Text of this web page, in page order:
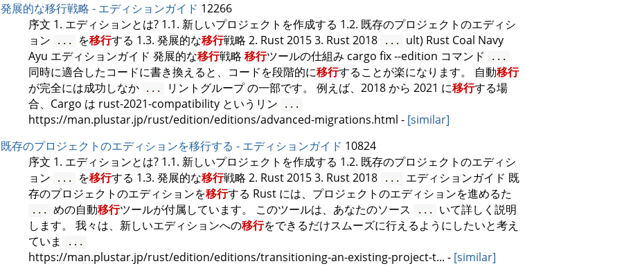
発展的な移行戦略 - エディションガイド 12266
序文 1. エディションとは? 1.1. 新しいプロジェクトを作成する 1.2. 既存のプロジェクトのエディシ
ョン
... を移行する 1.3. 発展的な移行戦略 2. Rust 2015 3. Rust 2018 ...
ult) Rust Coal Navy
Ayu エディションガイド 発展的な移行戦略 移行ツールの仕組み cargo fix --edition コマンド ...
同時に適合したコードに書き換えると、コードを段階的に移行することが楽になります。 自動移行
が完全には成功しなか
... リントグループ の一部です。 例えば、2018 から 2021 に移行する場
合、Cargo は rust-2021-compatibility というリン
...
https://man.plustar.jp/rust/edition/editions/advanced-migrations.html - [similar]
既存のプロジェクトのエディションを移行する - エディションガイド 10824
序文 1. エディションとは? 1.1. 新しいプロジェクトを作成する 1.2. 既存のプロジェクトのエディシ
ョン
... を移行する 1.3. 発展的な移行戦略 2. Rust 2015 3. Rust 2018 ...
エディションガイド 既
存のプロジェクトのエディションを移行する Rust には、プロジェクトのエディションを進めるた
... めの自動移行ツールが付属しています。 このツールは、あなたのソース ...
いて詳しく説明
します。 我々は、新しいエディションへの移行をできるだけスムーズに行えるようにしたいと考え
ていま
...
https://man.plustar.jp/rust/edition/editions/transitioning-an-existing-project-t... - [similar]